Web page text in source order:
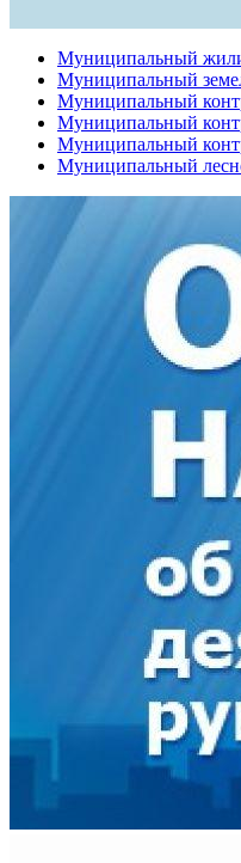
Муниципальный
Муниципальный
Муниципальный
Муниципальный
Муниципальный
Муниципальный